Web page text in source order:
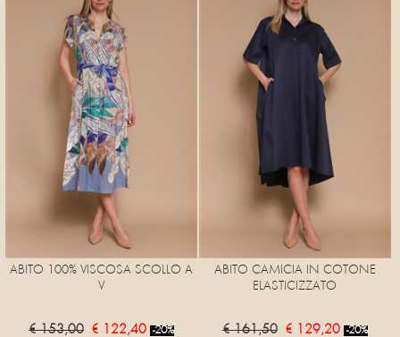
ABITO 100% VISCOSA SCOLLO A
V
€ 153,00 € 122,40 -20%
ABITO CAMICIA IN COTONE
ELASTICIZZATO
€ 161,50 € 129,20 -20%